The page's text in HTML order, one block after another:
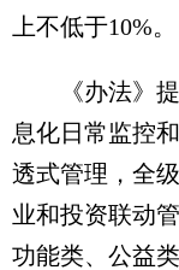
上不低于10%。
《办法》提
息化日常监控
透式管理，全
业和投资联动
功能类、公益